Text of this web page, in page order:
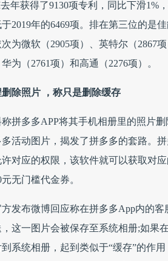
年获得了9130项专利，同比下滑1%
2019年的6469项。排在第三位的是
为微软（2905项）、英特尔（2867
为（2761项）和高通（2276项）。
除照片 ，称只是删除缓存
拼多多APP将其手机相册里的照片
活动图片，揭发了拼多多的套路。
对应的权限，该软件就可以获取对
无门槛代金券。
发布微博回应称在拼多多App内的
这一图片会被保存至系统相册;如果
系统相册，起到类似于“缓存”的作